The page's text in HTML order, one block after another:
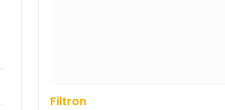
Filtron